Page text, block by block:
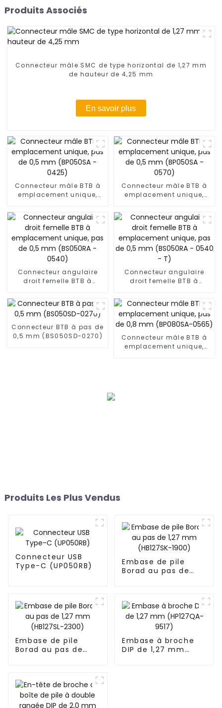
Produits Associés
Connecteur mâle SMC de type horizontal de 1,27 mm
de hauteur de 4,25 mm
En savoir plus
Connecteur mâle BTB à
emplacement unique,
Connecteur mâle BTB à
emplacement unique,
Connecteur angulaire
droit femelle BTB à
pas de 0,5 mm (BS050RA
- 0540)
Connecteur angulaire
droit femelle BTB à
pas de 0,5 mm (BS050RA
- 0540 - T)
Connecteur BTB à pas de
0,5 mm (BS050SD-0270)
Connecteur mâle BTB à
emplacement unique,
Produits Les Plus Vendus
Connecteur USB
Type-C (UP050RB)
Embase de pile
Borad au pas de
Embase de pile
Borad au pas de
Embase à broche
DIP de 1,27 mm